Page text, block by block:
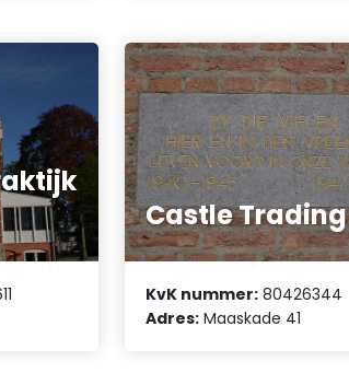
Castle Trading
KvK nummer: 80426344
Adres: Maaskade 41